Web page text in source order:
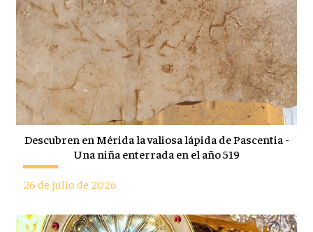
Descubren en Mérida la valiosa lápida de Pascentia -
Una niña enterrada en el año 519
26 de julio de 2026